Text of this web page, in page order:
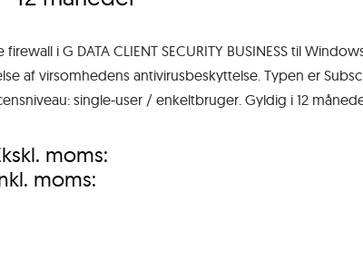
i G DATA CLIENT SECURITY BUSINESS til
af virsomhedens antivirusbeskyttelse. Typen er
single-user / enkeltbruger. Gyldig i 12
moms:
moms: